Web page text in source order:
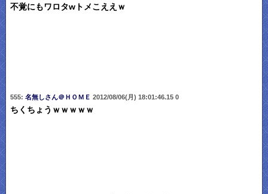
不覚にもワロタwトメこええｗ
555: 名無しさん＠ＨＯＭＥ 2012/08/06(月) 18:01:46.15 0
ちくちょうｗｗｗｗｗ